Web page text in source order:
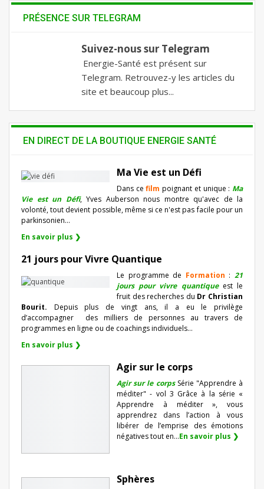
PRÉSENCE SUR TELEGRAM
Suivez-nous sur Telegram
Energie-Santé est présent sur
Telegram. Retrouvez-y les articles du
site et beaucoup plus...
EN DIRECT DE LA BOUTIQUE ENERGIE SANTÉ
Ma Vie est un Défi
Dans cefilm poignant et unique : Ma
Vie est un Défi, Yves Auberson nous montre qu'avec de la
volonté, tout devient possible, même si ce n'est pas facile pour un
parkinsonien…
En savoir plus ❯
21 jours pour Vivre Quantique
Le programme de Formation :21
jours pour vivre quantiqueest le
fruit des recherches du Dr Christian
Bourit. Depuis plus de vingt ans, il a eu le privilège
d’accompagner
des milliers de personnes au travers de
programmes en ligne ou de coachings individuels…
En savoir plus ❯
Agir sur le corps
Agir sur le corpsSérie "Apprendre à
méditer" - vol 3 Grâce à la série «
Apprendre à méditer », vous
apprendrez dans l’action à vous
libérer de l’emprise des émotions
négatives tout en...En savoir plus ❯
Sphères